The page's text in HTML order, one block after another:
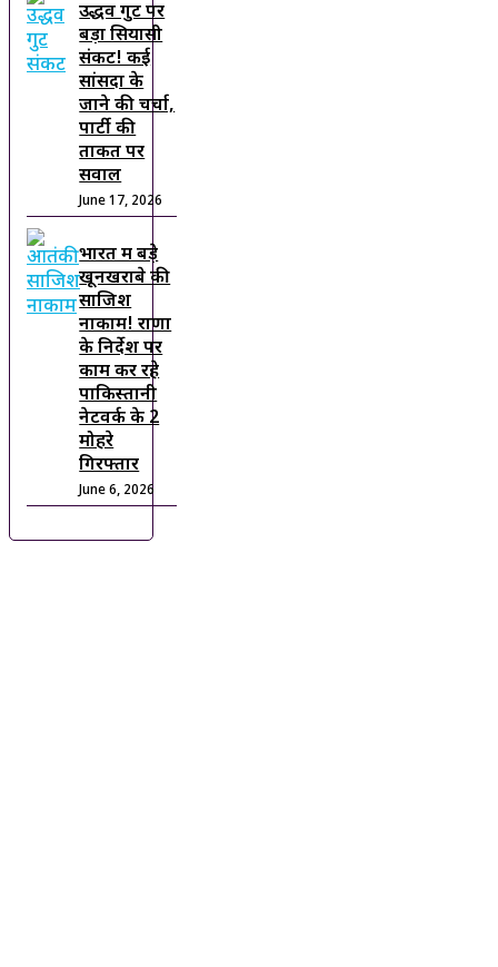
उद्धव गुट पर
बड़ा सियासी
संकट! कई
सांसदों के
जाने की चर्चा,
पार्टी की
ताकत पर
सवाल
June 17, 2026
भारत में बड़े
खूनखराबे की
साजिश
नाकाम! राणा
के निर्देश पर
काम कर रहे
पाकिस्तानी
नेटवर्क के 2
मोहरे
गिरफ्तार
June 6, 2026